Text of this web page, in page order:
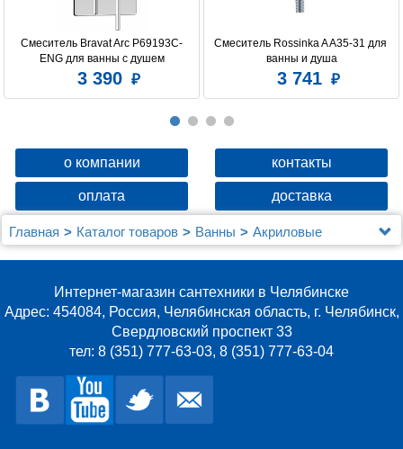
Смеситель Bravat Arc P69193C-
ENG для ванны с душем
3 390
Смеситель Rossinka A A35-31 для
ванны и душа
3 741
о компании контакты
оплата доставка
Главная Каталог товаров Ванны
Акриловые
Акриловая ванна Kolpa San Vivo 160x160
Интернет-магазин сантехники в Челябинске
Адрес: 454084, Россия, Челябинская область, г. Челябинск,
Свердловский проспект 33
тел: 8 (351) 777-63-03, 8 (351) 777-63-04